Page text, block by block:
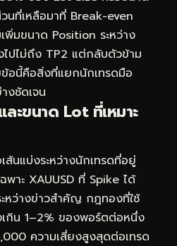
นที่เหลือมาที่ Break-even
พิ่มขนาด Position ระหว่าง
ปไม่ถึง TP2 แต่กลับตัวข้าม
อนี้คือสิ่งที่แยกนักเทรดมือ
งชัดเจน
ะขนาด Lot ที่เหมาะ
ส้นแบ่งระหว่างนักเทรดที่อยู่
พาะ XAUUSD ที่ Spike ได้
หว่างข่าวสำคัญ กฎทองที่ใช้
กิน 1–2% ของพอร์ตต่อหนึ่ง
ความเสี่ยงสูงสุดต่อเทรด